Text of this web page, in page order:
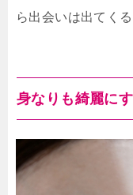
ら出会いは出てくる
身なりも綺麗に